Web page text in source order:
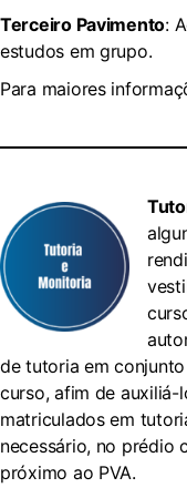
Terceiro Pavimento:
estudos em grupo.
Para maiores
de tutoria em
curso, afim de auxiliá-
matriculados em
necessário, no prédio
próximo ao PVA.